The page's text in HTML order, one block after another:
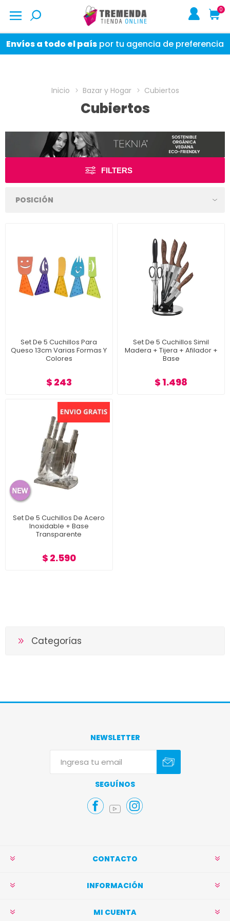
0
Envíos a todo el país por tu agencia de preferencia
Inicio Bazar y Hogar Cubiertos
Cubiertos
FILTERS
Set De 5 Cuchillos Para
Queso 13cm Varias Formas Y
Colores
$ 243
Set De 5 Cuchillos Simil
Madera + Tijera + Afilador +
Base
$ 1.498
Set De 5 Cuchillos De Acero
Inoxidable + Base
Transparente
$ 2.590
Categorías
NEWSLETTER
SEGUÍNOS
CONTACTO
INFORMACIÓN
MI CUENTA